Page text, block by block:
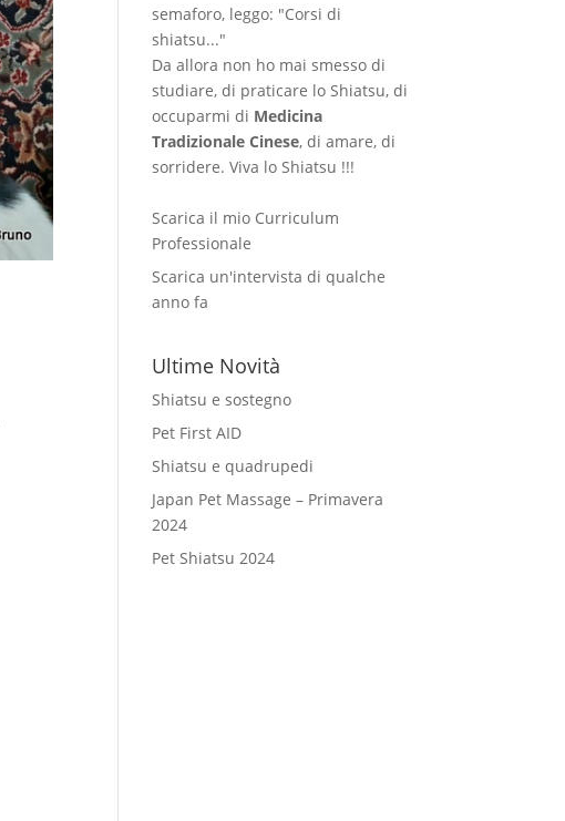
semaforo, leggo: "Corsi di
shiatsu..."
Da allora non ho mai smesso di
studiare, di praticare lo Shiatsu, di
occuparmi di Medicina
Tradizionale Cinese, di amare, di
sorridere. Viva lo Shiatsu !!!
Scarica il mio Curriculum
Professionale
Scarica un'intervista di qualche
anno fa
Ultime Novità
Shiatsu e sostegno
Pet First AID
Shiatsu e quadrupedi
Japan Pet Massage – Primavera
2024
Pet Shiatsu 2024